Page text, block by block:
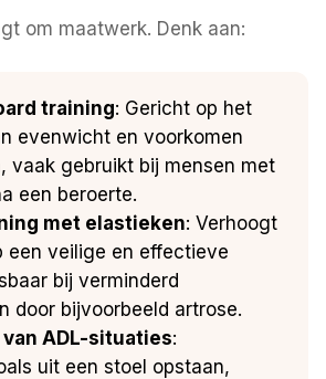
om maatwerk. Denk aan:
training: Gericht op het
evenwicht en voorkomen
vaak gebruikt bij mensen met
een beroerte.
met elastieken: Verhoogt
een veilige en effectieve
bij verminderd
door bijvoorbeeld artrose.
ADL-situaties:
uit een stoel opstaan,